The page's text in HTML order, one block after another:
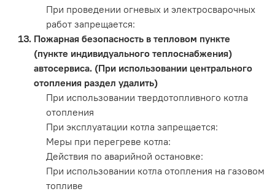
При проведении огневых и электросварочных
работ запрещается:
Пожарная безопасность в тепловом пункте
(пункте индивидуального теплоснабжения)
автосервиса. (При использовании центрального
отопления раздел удалить)
При использовании твердотопливного котла
отопления
При эксплуатации котла запрещается:
Меры при перегреве котла:
Действия по аварийной остановке:
При использовании котла отопления на газовом
топливе